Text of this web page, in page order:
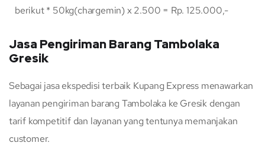
berikut * 50kg(chargemin) x 2.500 = Rp. 125.000,-
Jasa Pengiriman Barang Tambolaka
Gresik
Sebagai jasa ekspedisi terbaik Kupang Express menawarkan
layanan pengiriman barang Tambolaka ke Gresik dengan
tarif kompetitif dan layanan yang tentunya memanjakan
customer.